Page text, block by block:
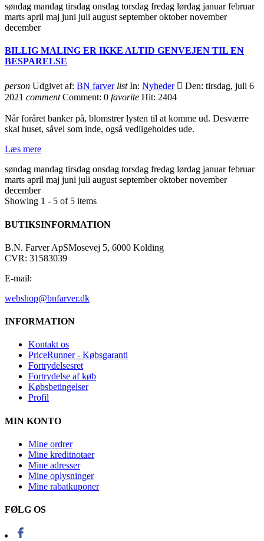
søndag mandag tirsdag onsdag torsdag fredag lørdag januar februar
marts april maj juni juli august september oktober november
december
BILLIG MALING ER IKKE ALTID GENVEJEN TIL EN
BESPARELSE
person Udgivet af: BN farver list In: Nyheder  Den: tirsdag, juli 6
2021 comment Comment: 0 favorite Hit: 2404
Når foråret banker på, blomstrer lysten til at komme ud. Desværre
skal huset, såvel som inde, også vedligeholdes ude.
Læs mere
søndag mandag tirsdag onsdag torsdag fredag lørdag januar februar
marts april maj juni juli august september oktober november
december
Showing 1 - 5 of 5 items
BUTIKSINFORMATION
B.N. Farver ApSMosevej 5, 6000 Kolding
CVR: 31583039
E-mail:
webshop@bnfarver.dk
INFORMATION
Kontakt os
PriceRunner - Købsgaranti
Fortrydelsesret
Fortrydelse af køb
Købsbetingelser
Profil
MIN KONTO
Mine ordrer
Mine kreditnotaer
Mine adresser
Mine oplysninger
Mine rabatkuponer
FØLG OS